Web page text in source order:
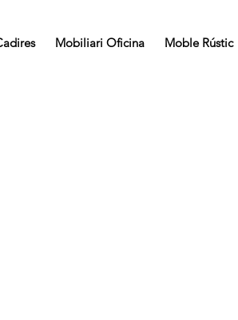
Mobiliari Oficina Moble Rústic